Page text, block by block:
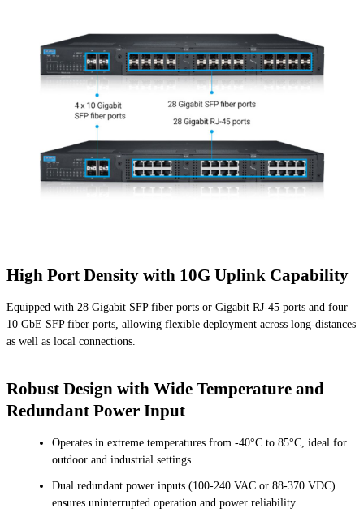
High Port Density with 10G Uplink Capability
Equipped with 28 Gigabit SFP fiber ports or Gigabit RJ-45 ports and four
10 GbE SFP fiber ports, allowing flexible deployment across long-distances
as well as local connections.
Robust Design with Wide Temperature and
Redundant Power Input
Operates in extreme temperatures from -40°C to 85°C, ideal for
outdoor and industrial settings.
Dual redundant power inputs (100-240 VAC or 88-370 VDC)
ensures uninterrupted operation and power reliability.